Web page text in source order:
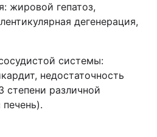
жировой гепатоз,
дегенерация,
системы:
недостаточность
различной